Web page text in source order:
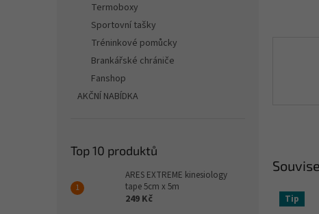
Termoboxy
Sportovní tašky
Tréninkové pomůcky
Brankářské chrániče
Fanshop
AKČNÍ NABÍDKA
Top 10 produktů
ARES EXTREME kinesiology
tape 5cm x 5m
249 Kč Tip